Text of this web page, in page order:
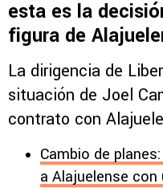
esta es la
figura de
La dirigencia de
situación de Joel
contrato con
Cambio de
a Alajuelense